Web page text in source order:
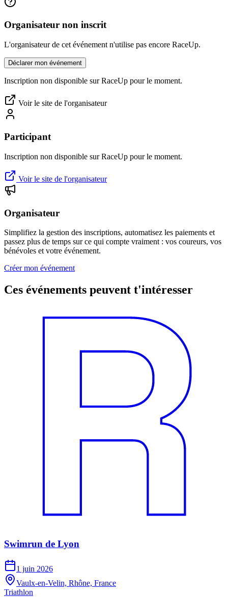
Organisateur non inscrit
L'organisateur de cet événement n'utilise pas encore RaceUp.
Déclarer mon événement
Inscription non disponible sur RaceUp pour le moment.
Voir le site de l'organisateur
Participant
Inscription non disponible sur RaceUp pour le moment.
Voir le site de l'organisateur
Organisateur
Simplifiez la gestion des inscriptions, automatisez les paiements et
passez plus de temps sur ce qui compte vraiment : vos coureurs, vos
bénévoles et votre événement.
Créer mon événement
Ces événements peuvent t'intéresser
Swimrun de Lyon
1 juin 2026
Vaulx-en-Velin, Rhône, France
Triathlon